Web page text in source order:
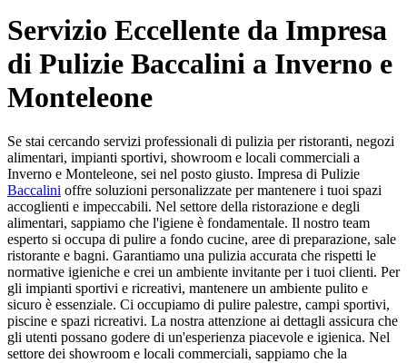
Servizio Eccellente da Impresa
di Pulizie Baccalini a Inverno e
Monteleone
Se stai cercando servizi professionali di pulizia per ristoranti, negozi
alimentari, impianti sportivi, showroom e locali commerciali a
Inverno e Monteleone, sei nel posto giusto. Impresa di Pulizie
Baccalini offre soluzioni personalizzate per mantenere i tuoi spazi
accoglienti e impeccabili. Nel settore della ristorazione e degli
alimentari, sappiamo che l'igiene è fondamentale. Il nostro team
esperto si occupa di pulire a fondo cucine, aree di preparazione, sale
ristorante e bagni. Garantiamo una pulizia accurata che rispetti le
normative igieniche e crei un ambiente invitante per i tuoi clienti. Per
gli impianti sportivi e ricreativi, mantenere un ambiente pulito e
sicuro è essenziale. Ci occupiamo di pulire palestre, campi sportivi,
piscine e spazi ricreativi. La nostra attenzione ai dettagli assicura che
gli utenti possano godere di un'esperienza piacevole e igienica. Nel
settore dei showroom e locali commerciali, sappiamo che la